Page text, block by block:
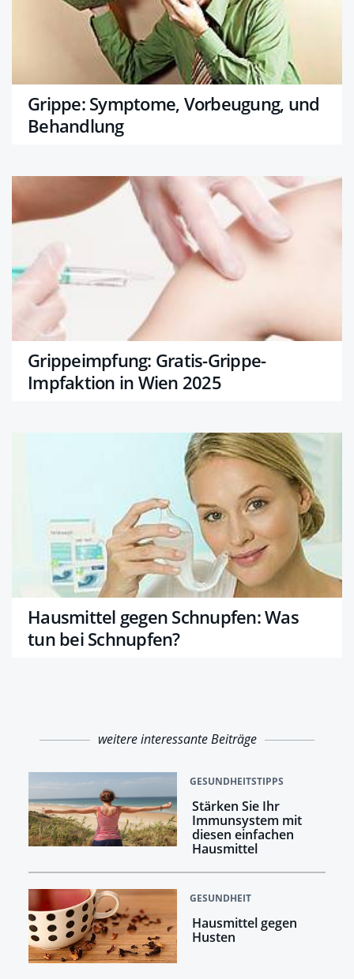
Grippe: Symptome, Vorbeugung, und
Behandlung
Grippeimpfung: Gratis-Grippe-
Impfaktion in Wien 2025
Hausmittel gegen Schnupfen: Was
tun bei Schnupfen?
weitere interessante Beiträge
GESUNDHEITSTIPPS
Stärken Sie Ihr
Immunsystem mit
diesen einfachen
Hausmittel
GESUNDHEIT
Hausmittel gegen
Husten